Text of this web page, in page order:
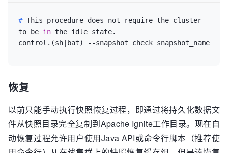
# This procedure does not require the cluster
to be in the idle state.
恢复
以前只能手动执行快照恢复过程，即通过将持久化数据文
件从快照目录完全复制到Apache Ignite工作目录。现在自
动恢复过程允许用户使用Java API或命令行脚本（推荐使